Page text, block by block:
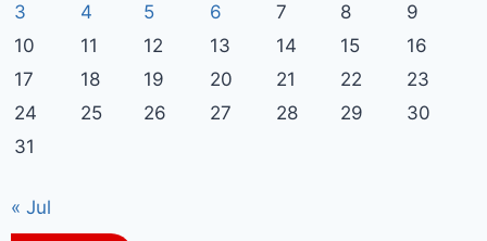
3
4 5 6 7 8
9
10
11 12 13 14 15
16
17
18 19 20 21 22
23
24
25 26 27 28 29
30
31
« Jul